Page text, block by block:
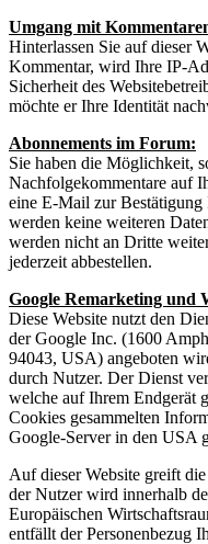
Umgang mit
Hinterlassen Sie auf dieser
Kommentar, wird Ihre IP-
Sicherheit des
möchte er Ihre Identität
Abonnements im Forum:
Sie haben die Möglichkeit,
Nachfolgekommentare auf
eine E-Mail zur
werden keine weiteren
werden nicht an Dritte
jederzeit abbestellen.
Google Remarketing und
Diese Website nutzt den
der Google Inc. (1600
94043, USA) angeboten
durch Nutzer. Der Dienst
welche auf Ihrem Endgerät
Cookies gesammelten
Google-Server in den USA
Auf dieser Website greift
der Nutzer wird innerhalb
Europäischen
entfällt der Personenbezug